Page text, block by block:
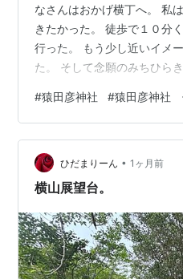
なさんはおかげ横丁へ。 私
きたかった。 徒歩で１０分
行った。 もう少し近いイメ
た。 そして念願のみちひら
できたので清々しい気持ちで
かった。
#猿田彦神社 #猿田彦神社
ひだまりーん • 1ヶ月前
横山展望台。